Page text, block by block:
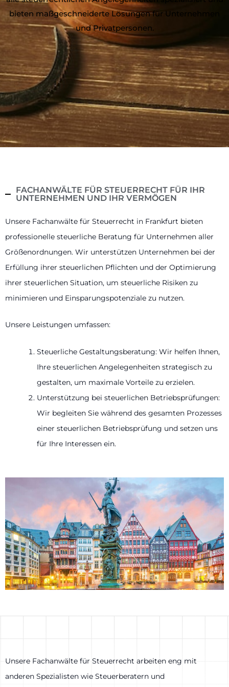
bieten maßgeschneiderte Lösungen für Unternehmen
und Privatpersonen.
FACHANWÄLTE FÜR STEUERRECHT FÜR IHR
UNTERNEHMEN UND IHR VERMÖGEN
Unsere Fachanwälte für Steuerrecht in Frankfurt bieten
professionelle steuerliche Beratung für Unternehmen aller
Größenordnungen. Wir unterstützen Unternehmen bei der
Erfüllung ihrer steuerlichen Pflichten und der Optimierung
ihrer steuerlichen Situation, um steuerliche Risiken zu
minimieren und Einsparungspotenziale zu nutzen.
Unsere Leistungen umfassen:
Steuerliche Gestaltungsberatung: Wir helfen Ihnen,
Ihre steuerlichen Angelegenheiten strategisch zu
gestalten, um maximale Vorteile zu erzielen.
Unterstützung bei steuerlichen Betriebsprüfungen:
Wir begleiten Sie während des gesamten Prozesses
einer steuerlichen Betriebsprüfung und setzen uns
für Ihre Interessen ein.
Unsere Fachanwälte für Steuerrecht arbeiten eng mit
anderen Spezialisten wie Steuerberatern und